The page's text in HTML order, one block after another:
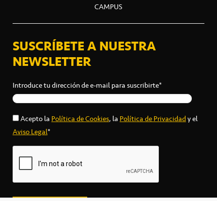
CAMPUS
SUSCRÍBETE A NUESTRA
NEWSLETTER
Introduce tu dirección de e-mail para suscribirte*
Acepto la Política de Cookies, la Política de Privacidady el
Aviso Legal*